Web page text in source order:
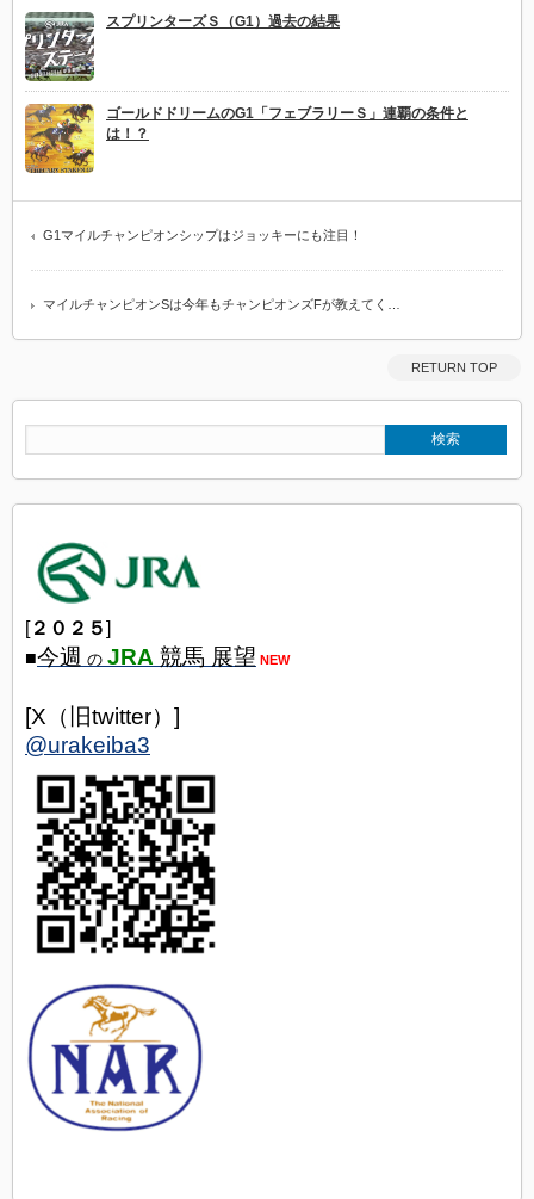
スプリンターズＳ（G1）過去の結果
ゴールドドリームのG1「フェブラリーＳ」連覇の条件と
は！？
G1マイルチャンピオンシップはジョッキーにも注目！
マイルチャンピオンSは今年もチャンピオンズFが教えてく…
RETURN TOP
[２０２５]
■今週 の JRA 競馬 展望 NEW
[X（旧twitter）]
@urakeiba3